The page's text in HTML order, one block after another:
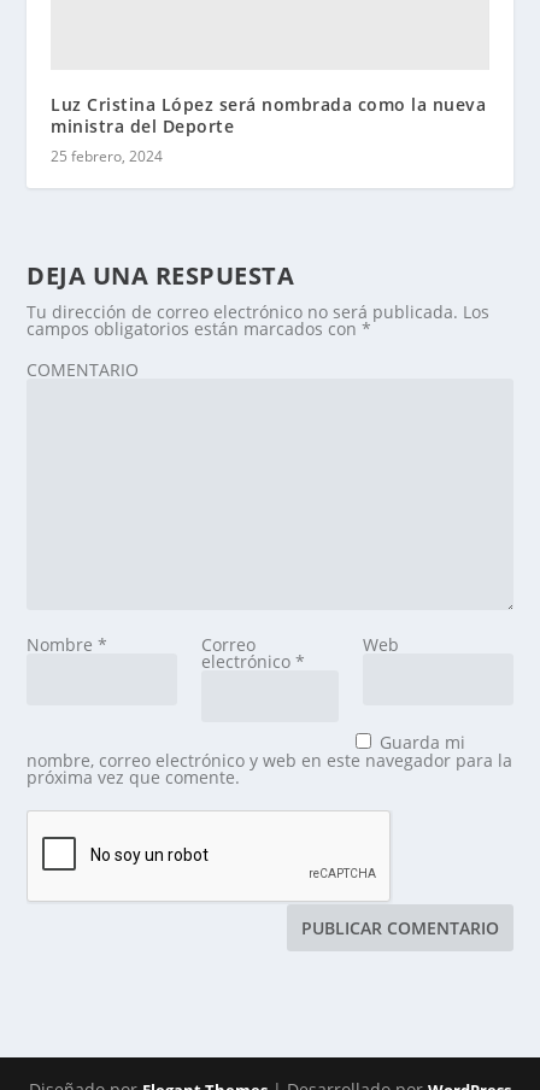
Luz Cristina López será nombrada como la nueva
ministra del Deporte
25 febrero, 2024
DEJA UNA RESPUESTA
Tu dirección de correo electrónico no será publicada. Los
campos obligatorios están marcados con*
COMENTARIO
Nombre* Correo
electrónico *
Web
Guarda mi
nombre, correo electrónico y web en este navegador para la
próxima vez que comente.